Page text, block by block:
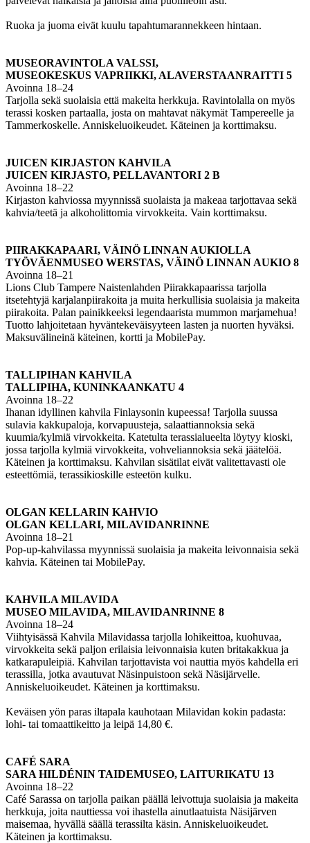
Ruoka ja juoma eivät kuulu tapahtumarannekkeen hintaan.
MUSEORAVINTOLA VALSSI,
MUSEOKESKUS VAPRIIKKI, ALAVERSTAANRAITTI 5
Avoinna 18–24
Tarjolla sekä suolaisia että makeita herkkuja. Ravintolalla on myös
terassi kosken partaalla, josta on mahtavat näkymät Tampereelle ja
Tammerkoskelle. Anniskeluoikeudet. Käteinen ja korttimaksu.
JUICEN KIRJASTON KAHVILA
JUICEN KIRJASTO, PELLAVANTORI 2 B
Avoinna 18–22
Kirjaston kahviossa myynnissä suolaista ja makeaa tarjottavaa sekä
kahvia/teetä ja alkoholittomia virvokkeita. Vain korttimaksu.
PIIRAKKAPAARI, VÄINÖ LINNAN AUKIOLLA
TYÖVÄENMUSEO WERSTAS, VÄINÖ LINNAN AUKIO 8
Avoinna 18–21
Lions Club Tampere Naistenlahden Piirakkapaarissa tarjolla
itsetehtyjä karjalanpiirakoita ja muita herkullisia suolaisia ja makeita
piirakoita. Palan painikkeeksi legendaarista mummon marjamehua!
Tuotto lahjoitetaan hyväntekeväisyyteen lasten ja nuorten hyväksi.
Maksuvälineinä käteinen, kortti ja MobilePay.
TALLIPIHAN KAHVILA
TALLIPIHA, KUNINKAANKATU 4
Avoinna 18–22
Ihanan idyllinen kahvila Finlaysonin kupeessa! Tarjolla suussa
sulavia kakkupaloja, korvapuusteja, salaattiannoksia sekä
kuumia/kylmiä virvokkeita. Katetulta terassialueelta löytyy kioski,
jossa tarjolla kylmiä virvokkeita, vohveliannoksia sekä jäätelöä.
Käteinen ja korttimaksu. Kahvilan sisätilat eivät valitettavasti ole
esteettömiä, terassikioskille esteetön kulku.
OLGAN KELLARIN KAHVIO
OLGAN KELLARI, MILAVIDANRINNE
Avoinna 18–21
Pop-up-kahvilassa myynnissä suolaisia ja makeita leivonnaisia sekä
kahvia. Käteinen tai MobilePay.
KAHVILA MILAVIDA
MUSEO MILAVIDA, MILAVIDANRINNE 8
Avoinna 18–24
Viihtyisässä Kahvila Milavidassa tarjolla lohikeittoa, kuohuvaa,
virvokkeita sekä paljon erilaisia leivonnaisia kuten britakakkua ja
katkarapuleipiä. Kahvilan tarjottavista voi nauttia myös kahdella eri
terassilla, jotka avautuvat Näsinpuistoon sekä Näsijärvelle.
Anniskeluoikeudet. Käteinen ja korttimaksu.
Keväisen yön paras iltapala kauhotaan Milavidan kokin padasta:
lohi- tai tomaattikeitto ja leipä 14,80 €.
CAFÉ SARA
SARA HILDÉNIN TAIDEMUSEO, LAITURIKATU 13
Avoinna 18–22
Café Sarassa on tarjolla paikan päällä leivottuja suolaisia ja makeita
herkkuja, joita nauttiessa voi ihastella ainutlaatuista Näsijärven
maisemaa, hyvällä säällä terassilta käsin. Anniskeluoikeudet.
Käteinen ja korttimaksu.